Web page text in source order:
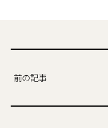
前の記事